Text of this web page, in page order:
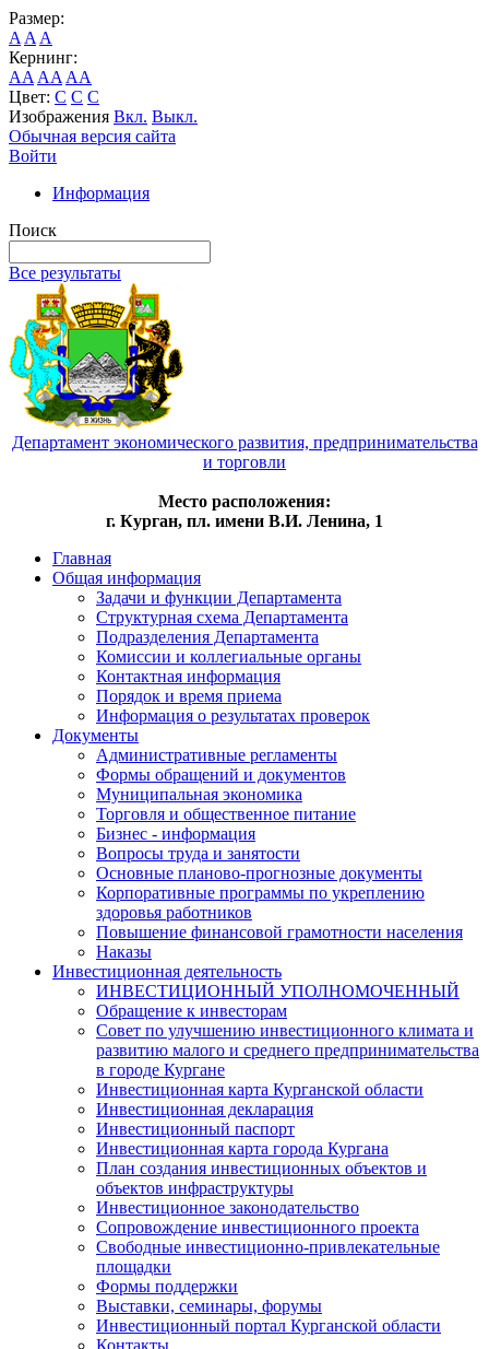
Размер:
A A A
Кернинг:
AA AA AA
Цвет: C C C
Изображения Вкл. Выкл.
Обычная версия сайта
Войти
Информация
Поиск
Все результаты
Департамент экономического развития, предпринимательства
и торговли
Место расположения:
г. Курган, пл. имени В.И. Ленина, 1
Главная
Общая информация
Задачи и функции Департамента
Структурная схема Департамента
Подразделения Департамента
Комиссии и коллегиальные органы
Контактная информация
Порядок и время приема
Информация о результатах проверок
Документы
Административные регламенты
Формы обращений и документов
Муниципальная экономика
Торговля и общественное питание
Бизнес - информация
Вопросы труда и занятости
Основные планово-прогнозные документы
Корпоративные программы по укреплению
здоровья работников
Повышение финансовой грамотности населения
Наказы
Инвестиционная деятельность
ИНВЕСТИЦИОННЫЙ УПОЛНОМОЧЕННЫЙ
Обращение к инвесторам
Совет по улучшению инвестиционного климата и
развитию малого и среднего предпринимательства
в городе Кургане
Инвестиционная карта Курганской области
Инвестиционная декларация
Инвестиционный паспорт
Инвестиционная карта города Кургана
План создания инвестиционных объектов и
объектов инфраструктуры
Инвестиционное законодательство
Сопровождение инвестиционного проекта
Свободные инвестиционно-привлекательные
площадки
Формы поддержки
Выставки, семинары, форумы
Инвестиционный портал Курганской области
Контакты